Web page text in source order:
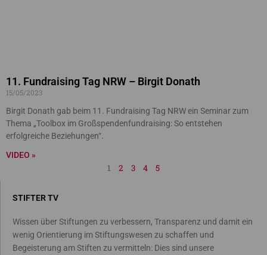
11. Fundraising Tag NRW – Birgit Donath
15/05/2023
Birgit Donath gab beim 11. Fundraising Tag NRW ein Seminar zum
Thema „Toolbox im Großspendenfundraising: So entstehen
erfolgreiche Beziehungen“.
VIDEO »
1 2 3 4 5
STIFTER TV
Wissen über Stiftungen zu verbessern, Transparenz und damit ein
wenig Orientierung im Stiftungswesen zu schaffen und
Begeisterung am Stiften zu vermitteln: Dies sind unsere